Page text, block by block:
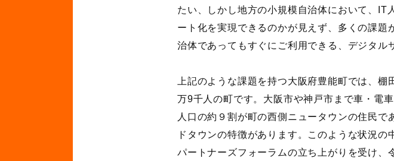
たい、しかし地方の小規模自治体において、
IT
ート化を実現できるのかが見えず、多くの課題
治体であってもすぐにご利用できる、デジタル
上記のような課題を持つ大阪府豊能町では、
万9千人の町です。大阪市や神戸市まで車・電
人口の約９割が町の西側ニュータウンの住民
ドタウンの特徴があります。このような状況の
パートナーズフォーラムの立ち上がりを受け、